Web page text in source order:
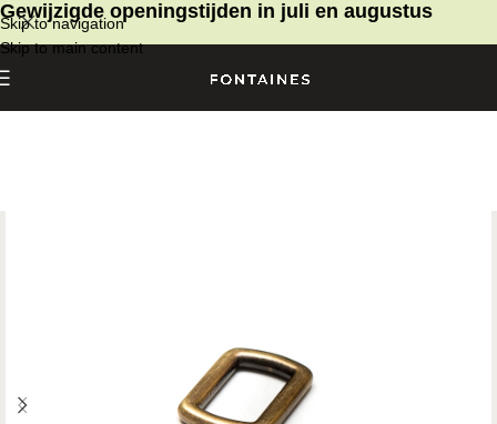
Skip to navigation
Skip to main content
Gewijzigde openingstijden in juli en augustus